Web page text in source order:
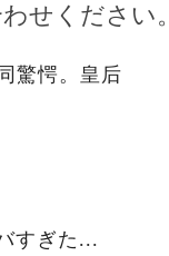
せください。
驚愕。皇后
すぎた...